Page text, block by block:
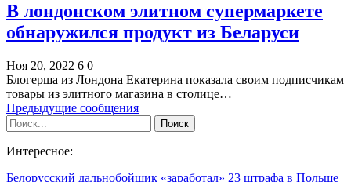
В лондонском элитном супермаркете
обнаружился продукт из Беларуси
Ноя 20, 2022 6 0
Блогерша из Лондона Екатерина показала своим подписчикам
товары из элитного магазина в столице…
Предыдущие сообщения
Интересное:
Белорусский дальнобойщик «заработал» 23 штрафа в Польше